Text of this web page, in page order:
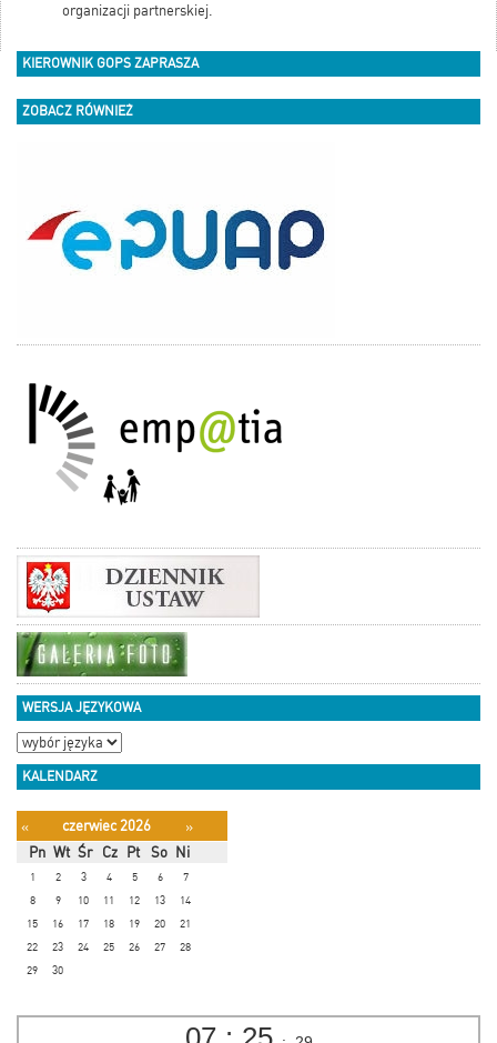
organizacji partnerskiej.
KIEROWNIK GOPS ZAPRASZA
ZOBACZ RÓWNIEŻ
WERSJA JĘZYKOWA
KALENDARZ
« czerwiec 2026
»
Pn Wt Śr Cz Pt So Ni
1 2 3 4 5 6
7
8
9 10 11 12 13
14
15
16 17 18 19 20
21
22
23 24 25 26 27
28
29
30